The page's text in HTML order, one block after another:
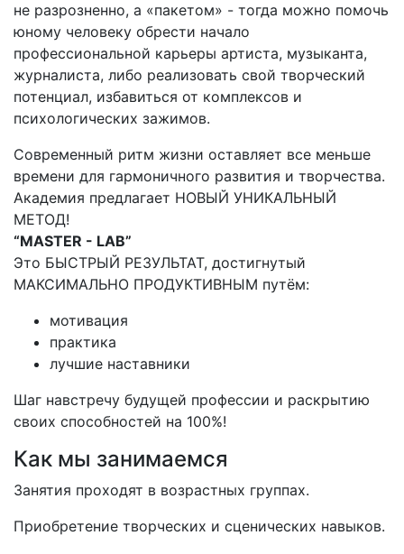
не разрозненно, а «пакетом» - тогда можно помочь
юному человеку обрести начало
профессиональной карьеры артиста, музыканта,
журналиста, либо реализовать свой творческий
потенциал, избавиться от комплексов и
психологических зажимов.
Современный ритм жизни оставляет все меньше
времени для гармоничного развития и творчества.
Академия предлагает НОВЫЙ УНИКАЛЬНЫЙ
МЕТОД!
“МASTER - LAB”
Это БЫСТРЫЙ РЕЗУЛЬТАТ, достигнутый
МАКСИМАЛЬНО ПРОДУКТИВНЫМ путём:
мотивация
практика
лучшие наставники
Шаг навстречу будущей профессии и раскрытию
своих способностей на 100%!
Как мы занимаемся
Занятия проходят в возрастных группах.
Приобретение творческих и сценических навыков.